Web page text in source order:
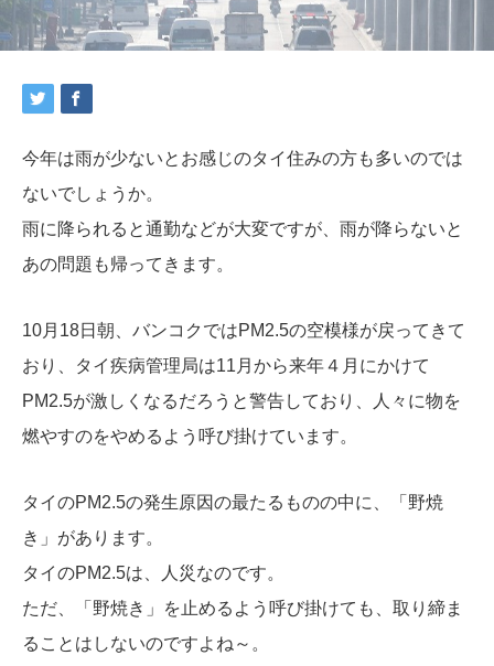
今年は雨が少ないとお感じのタイ住みの方も多いのでは
ないでしょうか。
雨に降られると通勤などが大変ですが、雨が降らないと
あの問題も帰ってきます。
10月18日朝、バンコクではPM2.5の空模様が戻ってきて
おり、タイ疾病管理局は11月から来年４月にかけて
PM2.5が激しくなるだろうと警告しており、人々に物を
燃やすのをやめるよう呼び掛けています。
タイのPM2.5の発生原因の最たるものの中に、「野焼
き」があります。
タイのPM2.5は、人災なのです。
ただ、「野焼き」を止めるよう呼び掛けても、取り締ま
ることはしないのですよね～。